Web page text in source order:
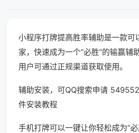
小程序打牌提高胜率辅助是一款可
家，快速成为一个“必胜”的输赢辅
用户可通过正规渠道获取使用。
辅助安装，可QQ搜索申请
件安装教程
手机打牌可以一键让你轻松成为“